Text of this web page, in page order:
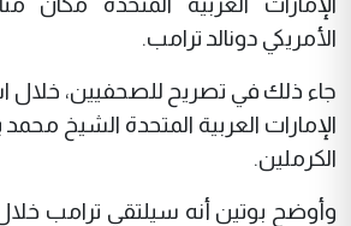
الأمريكي دونالد ترامب.
جاء ذلك في تصريح للصحفيين، خلال
الإمارات العربية المتحدة الشيخ
الكرملين.
وأوضح بوتين أنه سيلتقي ترامب خلال